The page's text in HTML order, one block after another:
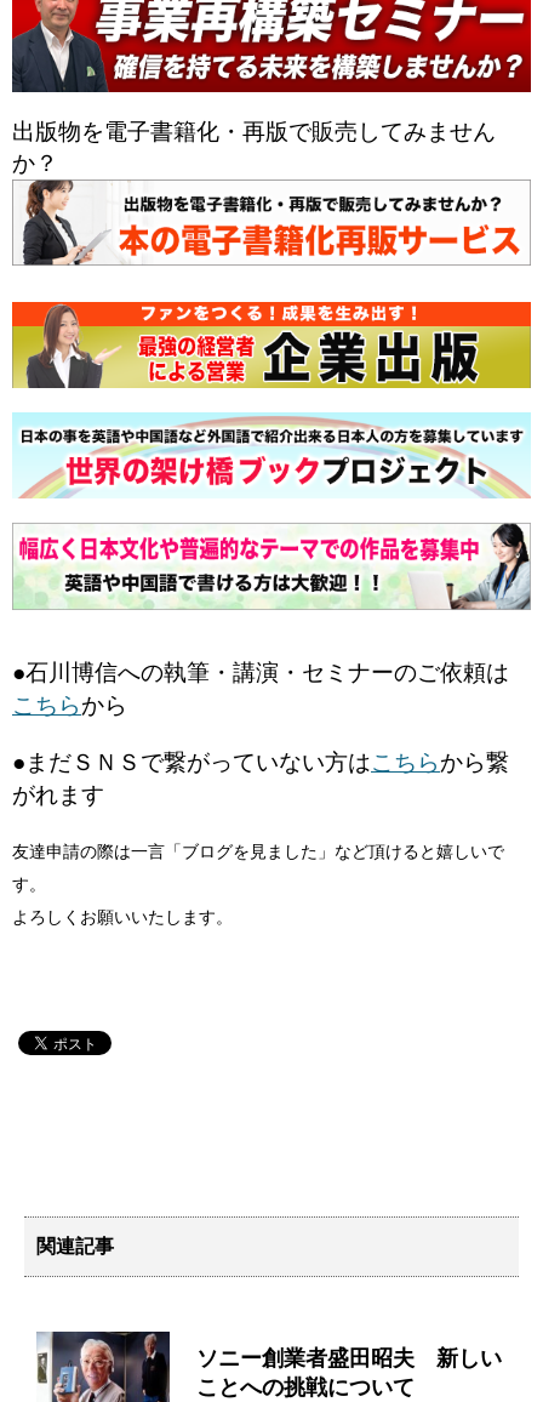
出版物を電子書籍化・再版で販売してみません
か？
●石川博信への執筆・講演・セミナーのご依頼は
こちらから
●まだＳＮＳで繋がっていない方はこちらから繋
がれます
友達申請の際は一言「ブログを見ました」など頂けると嬉しいで
す。
よろしくお願いいたします。
関連記事
ソニー創業者盛田昭夫 新しい
ことへの挑戦について